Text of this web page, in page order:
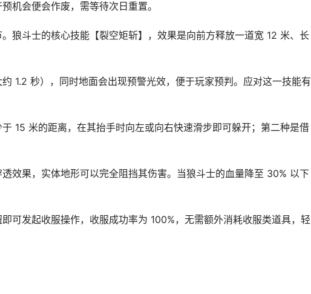
机会便会作废，需等待次日重置。
狼斗士的核心技能【裂空矩斩】，效果是向前方释放一道宽 12 米、长
1.2 秒），同时地面会出现预警光效，便于玩家预判。应对这一技能有
15 米的距离，在其抬手时向左或向右快速滑步即可躲开；第二种是借
效果，实体地形可以完全阻挡其伤害。当狼斗士的血量降至 30% 以下
可发起收服操作，收服成功率为 100%，无需额外消耗收服类道具，轻